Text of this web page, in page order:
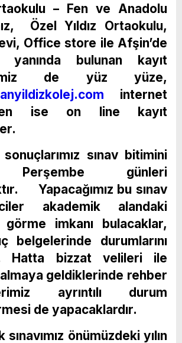
– Fen ve Anadolu
Özel Yıldız Ortaokulu,
Office store ile Afşin’de
yanında bulunan kayıt
de yüz yüze,
internet
ise on line kayıt
sınav bitimini
Perşembe günleri
Yapacağımız bu sınav
akademik alandaki
görme imkanı bulacaklar,
belgelerinde durumlarını
Hatta bizzat velileri ile
almaya geldiklerinde rehber
ayrıntılı durum
de yapacaklardır.
önümüzdeki yılın